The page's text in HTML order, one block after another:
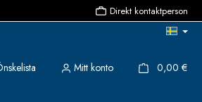
Direkt kontaktperson
Du har 0 objekt i önskelistan
Mitt konto 0,00 €